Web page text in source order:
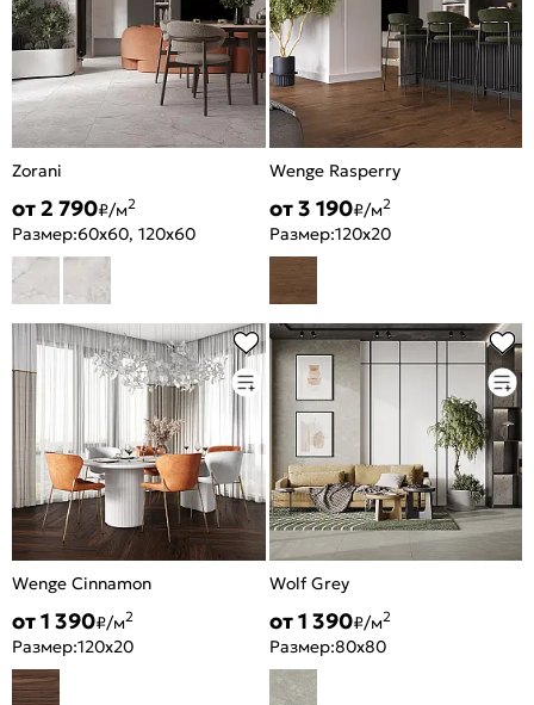
Zorani
от 2 790₽/м2
Размер:60x60, 120x60
Wenge Rasperry
от 3 190₽/м2
Размер:120x20
Wenge Cinnamon
от 1 390₽/м2
Размер:120x20
Wolf Grey
от 1 390₽/м2
Размер:80x80